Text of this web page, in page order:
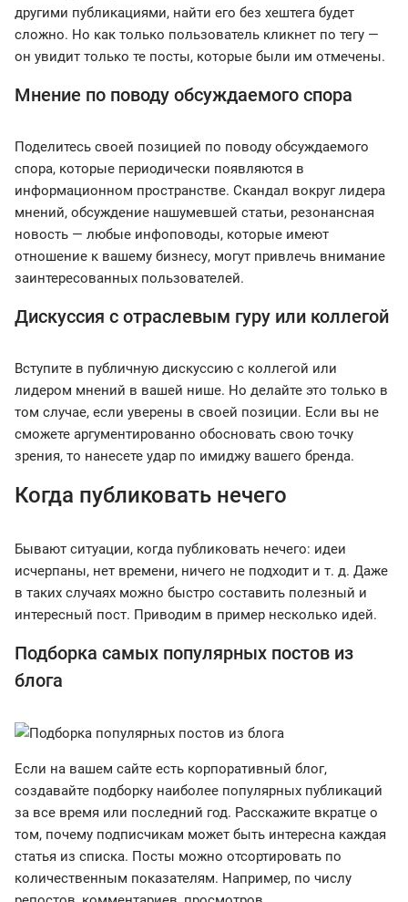
другими публикациями, найти его без хештега будет
сложно. Но как только пользователь кликнет по тегу —
он увидит только те посты, которые были им отмечены.
Мнение по поводу обсуждаемого спора
Поделитесь своей позицией по поводу обсуждаемого
спора, которые периодически появляются в
информационном пространстве. Скандал вокруг лидера
мнений, обсуждение нашумевшей статьи, резонансная
новость — любые инфоповоды, которые имеют
отношение к вашему бизнесу, могут привлечь внимание
заинтересованных пользователей.
Дискуссия с отраслевым гуру или коллегой
Вступите в публичную дискуссию с коллегой или
лидером мнений в вашей нише. Но делайте это только в
том случае, если уверены в своей позиции. Если вы не
сможете аргументированно обосновать свою точку
зрения, то нанесете удар по имиджу вашего бренда.
Когда публиковать нечего
Бывают ситуации, когда публиковать нечего: идеи
исчерпаны, нет времени, ничего не подходит и т. д. Даже
в таких случаях можно быстро составить полезный и
интересный пост. Приводим в пример несколько идей.
Подборка самых популярных постов из
блога
Если на вашем сайте есть корпоративный блог,
создавайте подборку наиболее популярных публикаций
за все время или последний год. Расскажите вкратце о
том, почему подписчикам может быть интересна каждая
статья из списка. Посты можно отсортировать по
количественным показателям. Например, по числу